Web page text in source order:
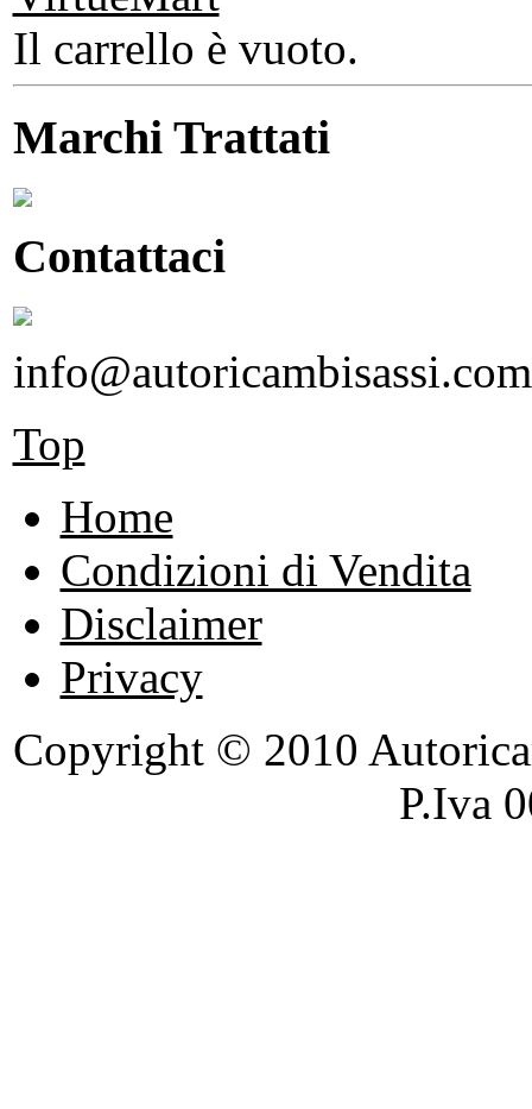
Il carrello è vuoto.
Marchi Trattati
Contattaci
info@autoricambisassi.com
Top
Home
Condizioni di Vendita
Disclaimer
Privacy
Copyright © 2010
P.Iva